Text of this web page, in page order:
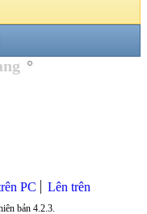
PC Lên trên
bản 4.2.3.